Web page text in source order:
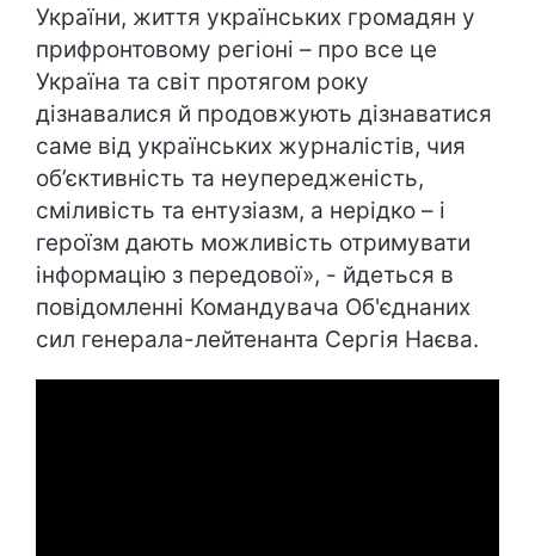
України, життя українських громадян у
прифронтовому регіоні – про все це
Україна та світ протягом року
дізнавалися й продовжують дізнаватися
саме від українських журналістів, чия
об’єктивність та неупередженість,
сміливість та ентузіазм, а нерідко – і
героїзм дають можливість отримувати
інформацію з передової», - йдеться в
повідомленні Командувача Об'єднаних
сил генерала-лейтенанта Сергія Наєва.